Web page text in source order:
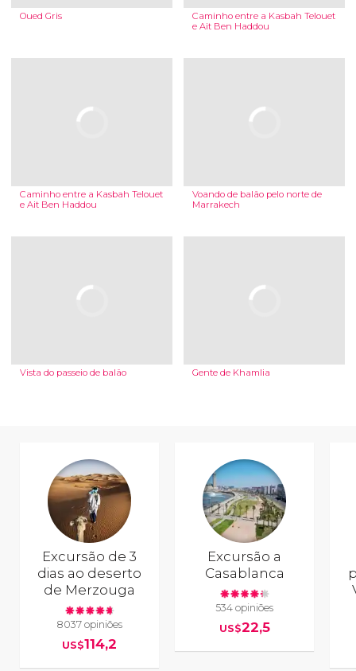
Oued Gris
Caminho entre a Kasbah Telouet
e Ait Ben Haddou
Caminho entre a Kasbah Telouet
e Ait Ben Haddou
Voando de balão pelo norte de
Marrakech
Vista do passeio de balão Gente de Khamlia
Excursão de 3
dias ao deserto
de Merzouga
8037 opiniões
US$114,2
Excursão a
Casablanca
534 opiniões
US$22,5